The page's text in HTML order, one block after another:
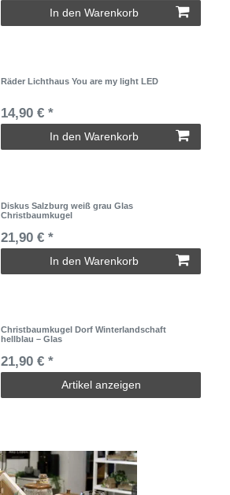
In den Warenkorb
Räder Lichthaus You are my light LED
14,90 € *
In den Warenkorb
Diskus Salzburg weiß grau Glas
Christbaumkugel
21,90 € *
In den Warenkorb
Christbaumkugel Dorf Winterlandschaft
hellblau – Glas
21,90 € *
Artikel anzeigen